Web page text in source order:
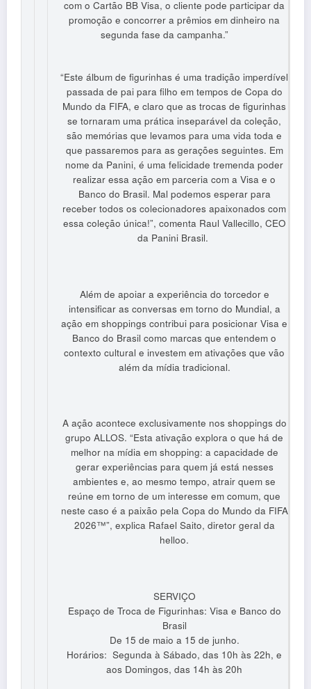
com o Cartão BB Visa, o cliente pode participar da
promoção e concorrer a prêmios em dinheiro na
segunda fase da campanha.”
“Este álbum de figurinhas é uma tradição imperdível
passada de pai para filho em tempos de Copa do
Mundo da FIFA, e claro que as trocas de figurinhas
se tornaram uma prática inseparável da coleção,
são memórias que levamos para uma vida toda e
que passaremos para as gerações seguintes. Em
nome da Panini, é uma felicidade tremenda poder
realizar essa ação em parceria com a Visa e o
Banco do Brasil. Mal podemos esperar para
receber todos os colecionadores apaixonados com
essa coleção única!”, comenta Raul Vallecillo, CEO
da Panini Brasil.
Além de apoiar a experiência do torcedor e
intensificar as conversas em torno do Mundial, a
ação em shoppings contribui para posicionar Visa e
Banco do Brasil como marcas que entendem o
contexto cultural e investem em ativações que vão
além da mídia tradicional.
A ação acontece exclusivamente nos shoppings do
grupo ALLOS. “Esta ativação explora o que há de
melhor na mídia em shopping: a capacidade de
gerar experiências para quem já está nesses
ambientes e, ao mesmo tempo, atrair quem se
reúne em torno de um interesse em comum, que
neste caso é a paixão pela Copa do Mundo da FIFA
2026™”, explica Rafael Saito, diretor geral da
helloo.
SERVIÇO
Espaço de Troca de Figurinhas: Visa e Banco do
Brasil
De 15 de maio a 15 de junho.
Horários: Segunda à Sábado, das 10h às 22h, e
aos Domingos, das 14h às 20h